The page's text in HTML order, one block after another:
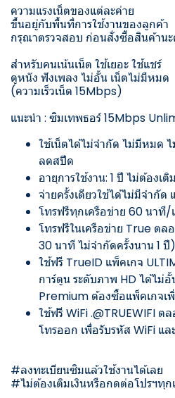
ความแรงเน็ตของแต่ละค่าย
ขึ้นอยู่กับพื้นที่การใช้งานของลูกค้า
กรุณาตรวจสอบ ก่อนสั่งซื้อสินค้านะ
สำหรับคนเน้นเน็ต ใช้เยอะ ใช้แชร์
ดูหนัง ฟังเพลง ไม่อั้น เน็ตไม่มีหมด
(ความเร็วเน็ต 15Mbps)
แนะนำ : ซิมเทพธอร์ 15Mbps
ใช้เน็ตได้ไม่จำกัด ไม่มีหมด
ลดสปีด
อายุการใช้งาน: 1 ปี ไม่ต้องเติ
จ่ายครั้งเดียวใช้ได้ไม่มีจำกัด
โทรฟรีทุกเครือข่าย 60 นา
โทรฟรีในเครือข่าย True ตล
30 นาที ไม่จำกัดครั้งนาน 1 ปี)
ใช้ฟรี TrueID แพ็คเกจ
การ์ตูน ระดับภาพ HD ได้ไม่
Premium ต้องซื้อแพ็คเกจเ
ใช้ฟรี WiFi .@TRUEWIFI
โทรออก เพื่อรับรหัส WiFi แ
#ลงทะเบียนซิมแล้วใช้งานได้เลย
#ไม่ต้องเติมเงินหรือกดต่อโปรฯทุก